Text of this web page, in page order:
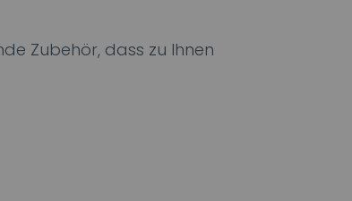
Zubehör, dass zu Ihnen